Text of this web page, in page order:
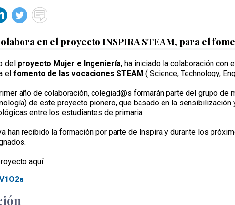
en el proyecto INSPIRA STEAM, para el
del proyecto Mujer e Ingeniería, ha iniciado la colaboración con
el fomento de las vocaciones STEAM ( Science, Technology,
año de colaboración, colegiad@s formarán parte del grupo
de este proyecto pionero, que basado en la
entre los estudiantes de primaria.
han recibido la formación por parte de Inspira y durante los
aquí: